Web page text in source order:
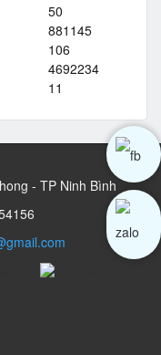
50
881145
106
4692234
11
- TP Ninh Bình